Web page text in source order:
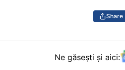
Share
Ne găsești și aici: